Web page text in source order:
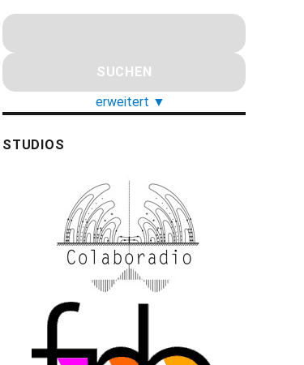
erweitert ▼
STUDIOS